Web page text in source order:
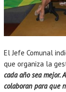
El Jefe Comunal
que organiza la
cada año sea mejor.
colaboran para que